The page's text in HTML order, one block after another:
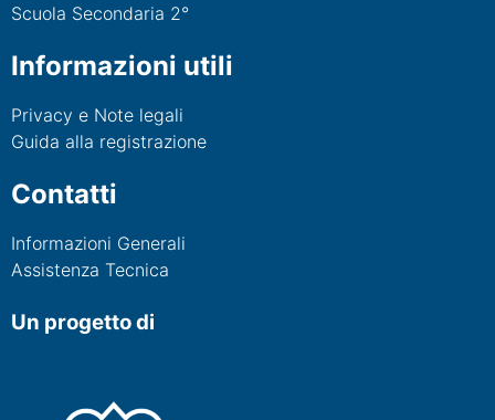
Scuola Secondaria 2°
Informazioni utili
Privacy e Note legali
Guida alla registrazione
Contatti
Informazioni Generali
Assistenza Tecnica
Un progetto di